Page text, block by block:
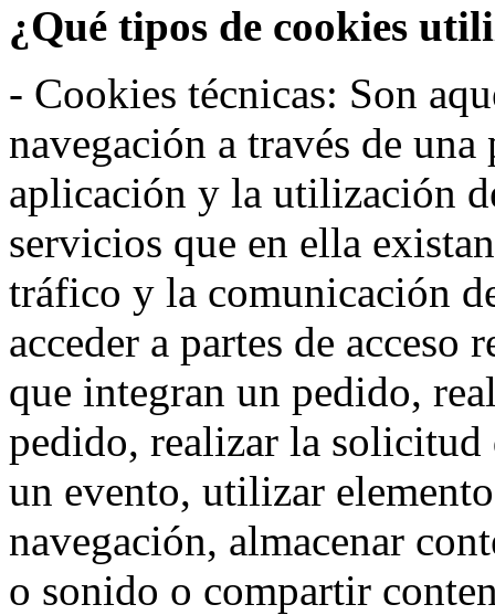
¿Qué tipos de cookies
- Cookies técnicas: Son
navegación a través de
aplicación y la utilización
servicios que en ella
tráfico y la comunicación
acceder a partes de
que integran un pedido,
pedido, realizar la
un evento, utilizar
navegación, almacenar
o sonido o compartir